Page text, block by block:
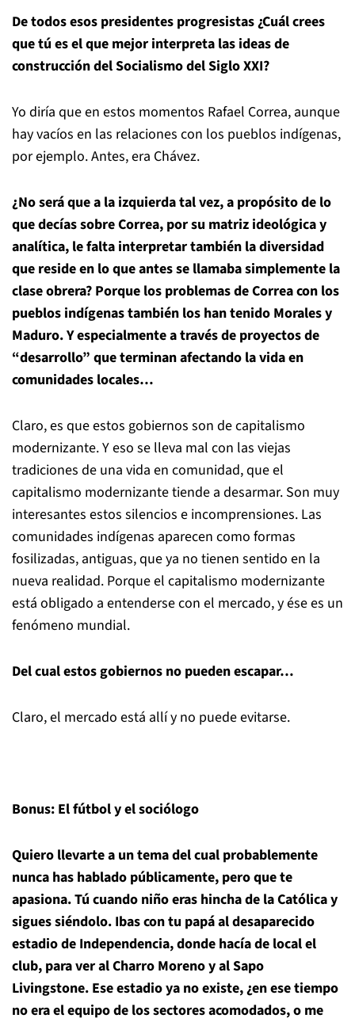
De todos esos presidentes progresistas ¿Cuál crees
que tú es el que mejor interpreta las ideas de
construcción del Socialismo del Siglo XXI?
Yo diría que en estos momentos Rafael Correa, aunque
hay vacíos en las relaciones con los pueblos indígenas,
por ejemplo. Antes, era Chávez.
¿No será que a la izquierda tal vez, a propósito de lo
que decías sobre Correa, por su matriz ideológica y
analítica, le falta interpretar también la diversidad
que reside en lo que antes se llamaba simplemente la
clase obrera? Porque los problemas de Correa con los
pueblos indígenas también los han tenido Morales y
Maduro. Y especialmente a través de proyectos de
“desarrollo” que terminan afectando la vida en
comunidades locales…
Claro, es que estos gobiernos son de capitalismo
modernizante. Y eso se lleva mal con las viejas
tradiciones de una vida en comunidad, que el
capitalismo modernizante tiende a desarmar. Son muy
interesantes estos silencios e incomprensiones. Las
comunidades indígenas aparecen como formas
fosilizadas, antiguas, que ya no tienen sentido en la
nueva realidad. Porque el capitalismo modernizante
está obligado a entenderse con el mercado, y ése es un
fenómeno mundial.
Del cual estos gobiernos no pueden escapar…
Claro, el mercado está allí y no puede evitarse.
Bonus: El fútbol y el sociólogo
Quiero llevarte a un tema del cual probablemente
nunca has hablado públicamente, pero que te
apasiona. Tú cuando niño eras hincha de la Católica y
sigues siéndolo. Ibas con tu papá al desaparecido
estadio de Independencia, donde hacía de local el
club, para ver al Charro Moreno y al Sapo
Livingstone. Ese estadio ya no existe, ¿en ese tiempo
no era el equipo de los sectores acomodados, o me